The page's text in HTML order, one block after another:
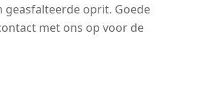
geasfalteerde oprit. Goede
met ons op voor de